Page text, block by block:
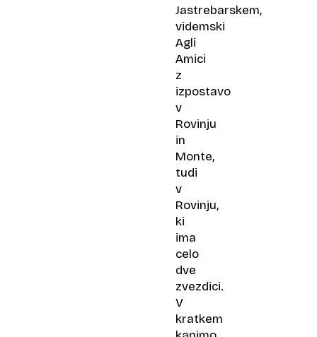
Jastrebarskem,
videmski
Agli
Amici
z
izpostavo
v
Rovinju
in
Monte,
tudi
v
Rovinju,
ki
ima
celo
dve
zvezdici.
V
kratkem